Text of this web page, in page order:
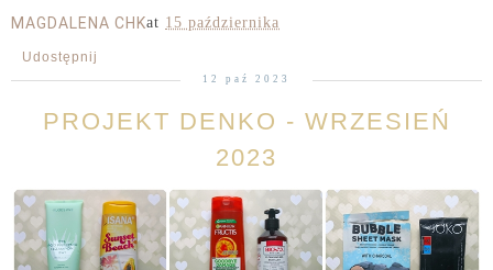
MAGDALENA CHKat 15 października
Udostępnij
12 paź 2023
PROJEKT DENKO - WRZESIEŃ
2023